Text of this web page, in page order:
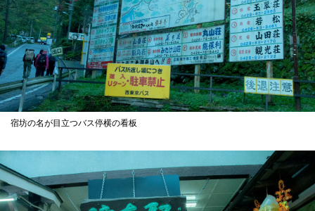
宿坊の名が目立つバス停横の看板